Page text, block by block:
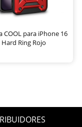
COOL para iPhone 16
Hard Ring Rojo